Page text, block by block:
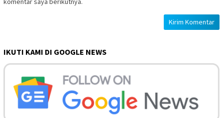
IKUTI KAMI DI GOOGLE NEWS